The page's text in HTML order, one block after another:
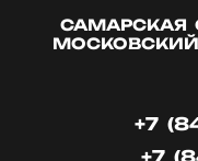
САМАРСКАЯ
МОСКОВСКИЙ
+7
+7